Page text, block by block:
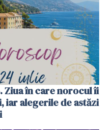
Ziua în care norocul îi
iar alegerile de astăzi